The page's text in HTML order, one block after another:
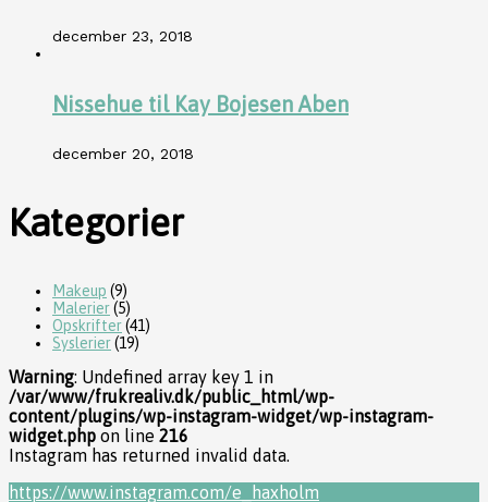
december 23, 2018
Nissehue til Kay Bojesen Aben
december 20, 2018
Kategorier
Makeup (9)
Malerier(5)
Opskrifter(41)
Syslerier(19)
Warning: Undefined array key 1 in
/var/www/frukrealiv.dk/public_html/wp-
content/plugins/wp-instagram-widget/wp-instagram-
widget.php on line 216
Instagram has returned invalid data.
https://www.instagram.com/e_haxholm